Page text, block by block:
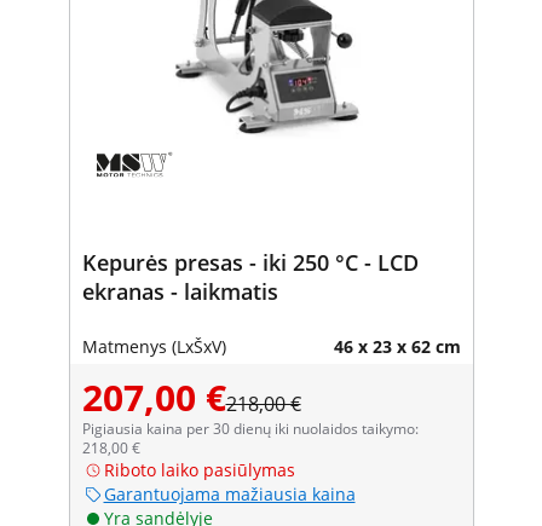
Kepurės presas - iki 250 °C - LCD
ekranas - laikmatis
Matmenys (LxŠxV) 46 x 23 x 62 cm
207,00 €218,00 €
Pigiausia kaina per 30 dienų iki nuolaidos taikymo:
218,00 €
Riboto laiko pasiūlymas
Garantuojama mažiausia kaina
Yra sandėlyje